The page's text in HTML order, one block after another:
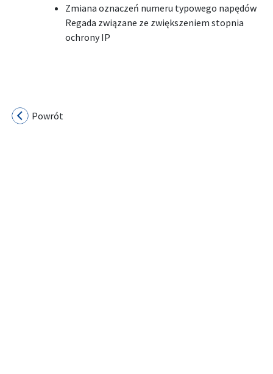
Zmiana oznaczeń numeru typowego napędów
Regada związane ze zwiększeniem stopnia
ochrony IP
Powrót